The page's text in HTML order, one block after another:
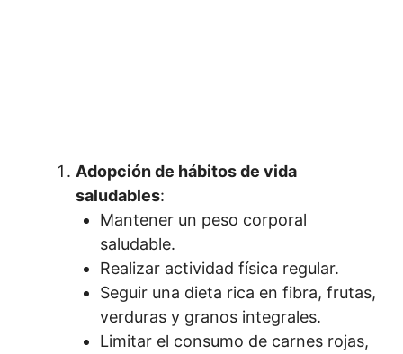
Adopción de hábitos de vida
saludables:
Mantener un peso corporal
saludable.
Realizar actividad física regular.
Seguir una dieta rica en fibra, frutas,
verduras y granos integrales.
Limitar el consumo de carnes rojas,